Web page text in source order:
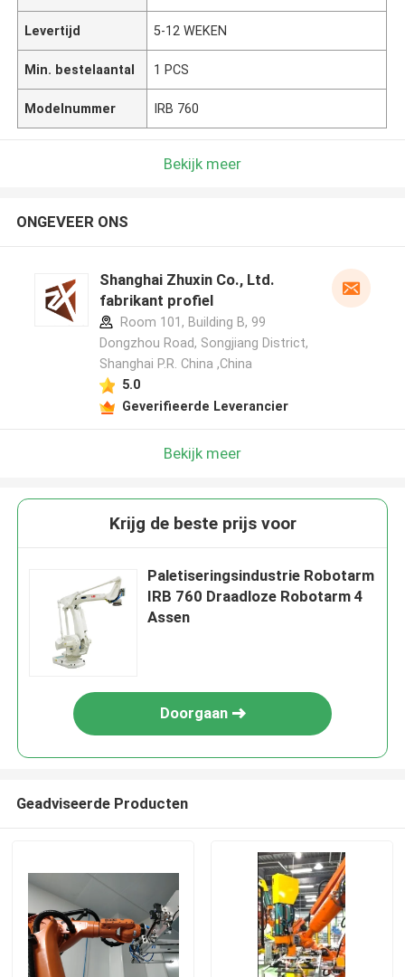
Levertijd 5-12 WEKEN
Min. bestelaantal 1 PCS
Modelnummer IRB 760
Bekijk meer
ONGEVEER ONS
Shanghai Zhuxin Co., Ltd.
fabrikant profiel
Room 101, Building B, 99
Dongzhou Road, Songjiang District,
Shanghai P.R. China ,China
5.0
Geverifieerde Leverancier
Bekijk meer
Krijg de beste prijs voor
Paletiseringsindustrie Robotarm
IRB 760 Draadloze Robotarm 4
Assen
Doorgaan
Geadviseerde Producten